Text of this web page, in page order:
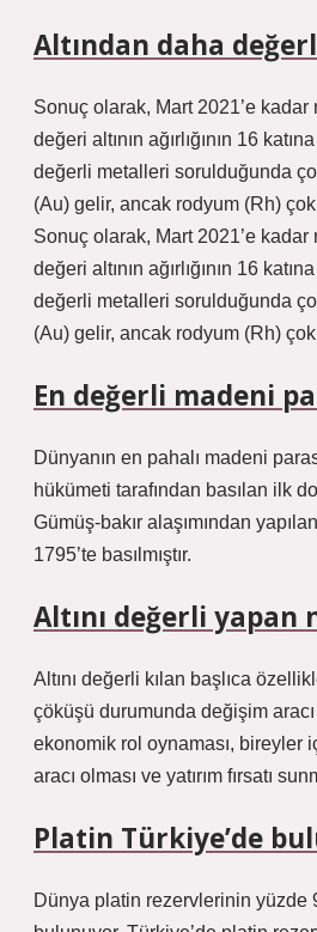
Altından daha
Sonuç olarak, Mart 2021’e kadar
değeri altının ağırlığının 16
değerli metalleri sorulduğunda
(Au) gelir, ancak rodyum (Rh)
Sonuç olarak, Mart 2021’e kadar
değeri altının ağırlığının 16
değerli metalleri sorulduğunda
(Au) gelir, ancak rodyum (Rh)
En değerli madeni
Dünyanın en pahalı madeni
hükümeti tarafından basılan ilk
Gümüş-bakır alaşımından
1795’te basılmıştır.
Altını değerli yapan
Altını değerli kılan başlıca
çöküşü durumunda değişim
ekonomik rol oynaması, bireyler
aracı olması ve yatırım fırsatı
Platin Türkiye’de
Dünya platin rezervlerinin yüzde